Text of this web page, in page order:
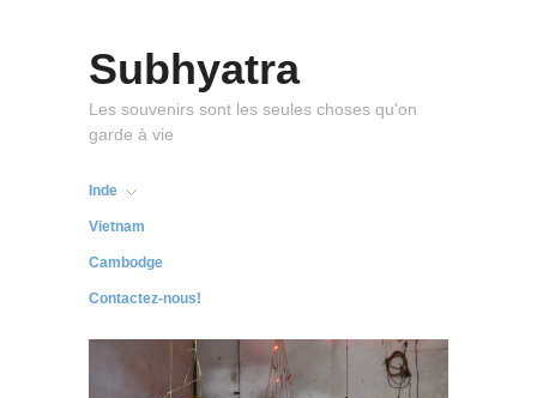
Subhyatra
Les souvenirs sont les seules choses qu'on
garde à vie
Inde
Vietnam
Cambodge
Contactez-nous!